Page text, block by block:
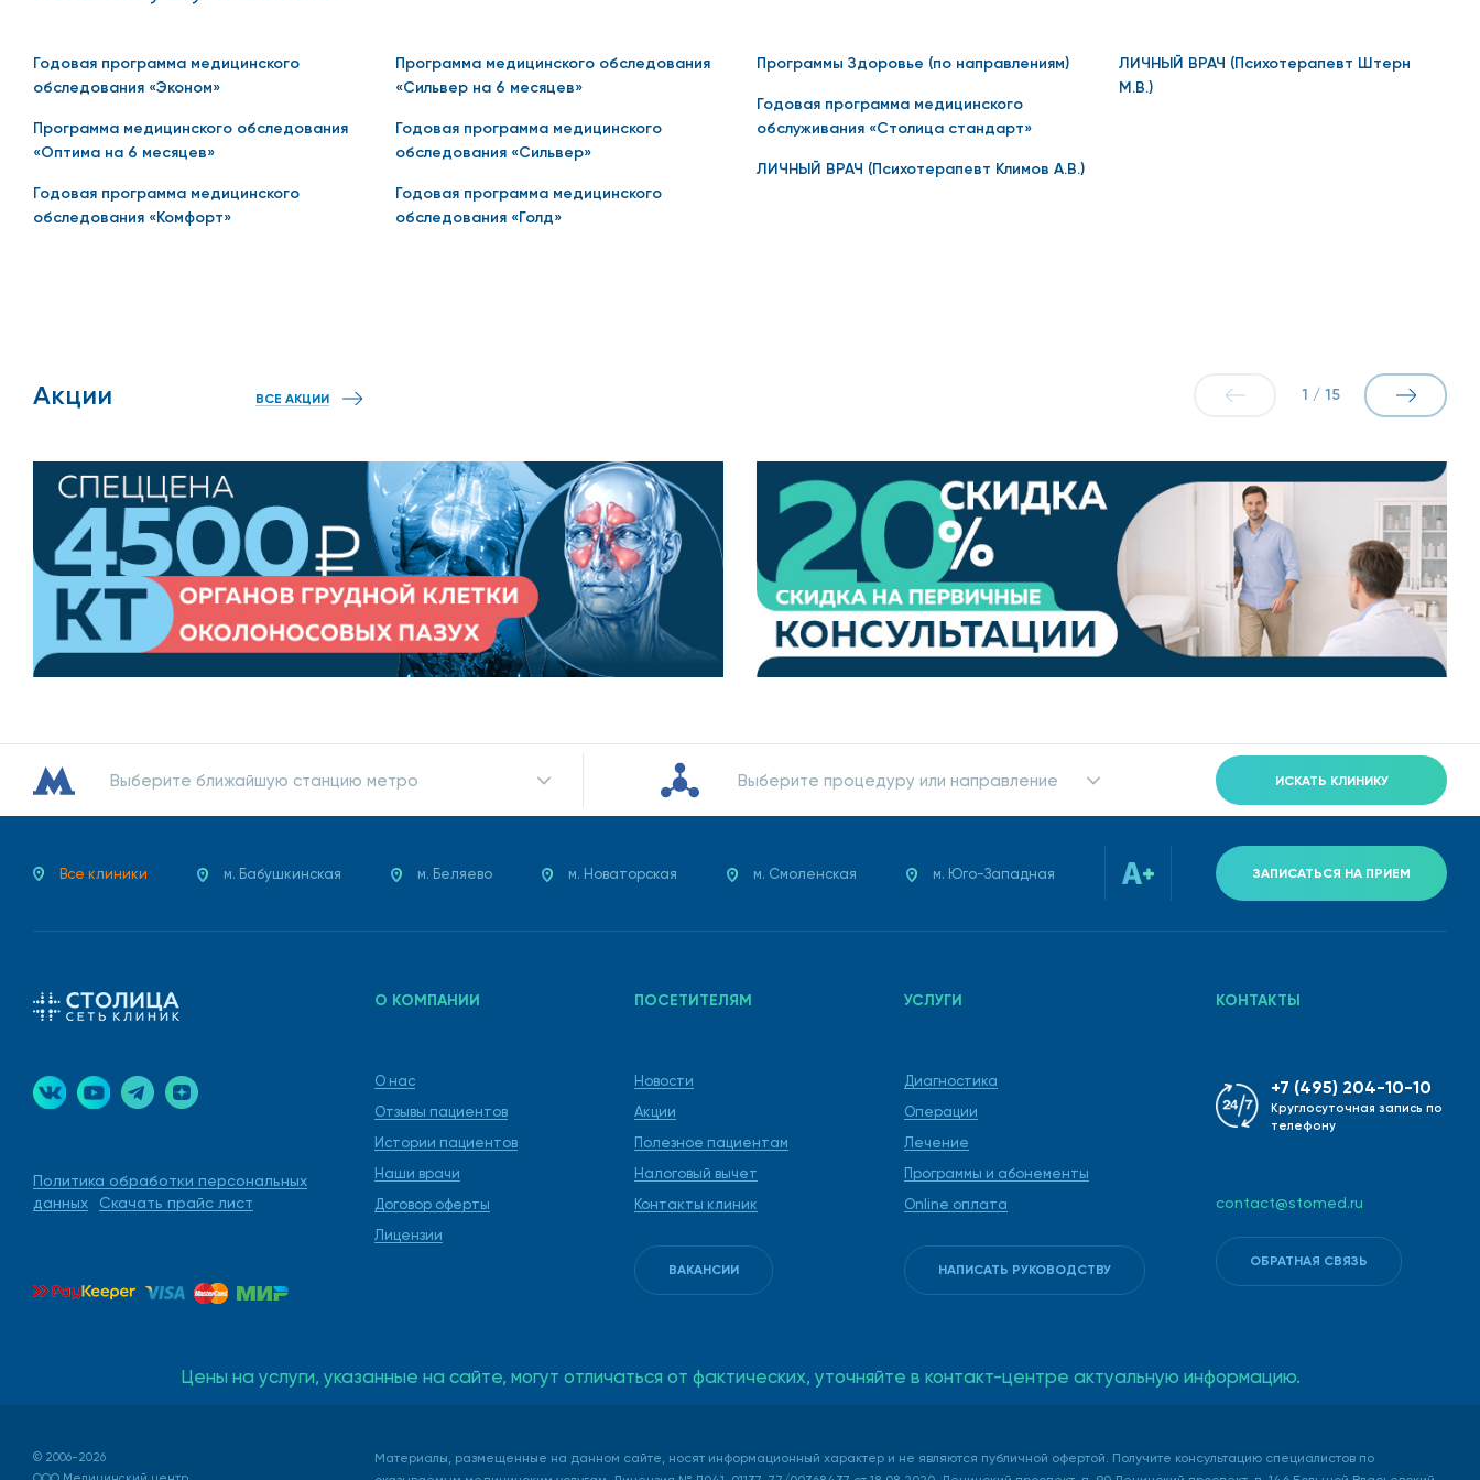
атомические структуры);
20% — Компьютерная томография (КТ); Магнитно-резонансная томография (МРТ) (в том числе с внутривенным контрастированием);
20% — Склеротерапия (сосудистая хирургия);
20% — Амбулаторные хирургические манипуляции;
20% — Терапевтическая стоматология;
15% — Косметологические услуги (аппаратная косметология, инъекционные, фотопроцедуры, пилинги);
15% — Массаж (лечебно-профилактический, моделирующий массаж, антицеллюлитное обертывание);
15% — Дентальная имплантация, ортопедическая стоматология;
10% — Ортокератология (метод временной коррекции зрения при помощи контактных ОК-линз);
10% — Процедуры экстракорпоральной гемокоррекции (новое направление в медицине, объединившее группу современных методов лечения ряда серьезных
Теперь оплата абонементов и программ медицинского обслуживания в нашей клинике стала более комфортной – вы можете воспользоваться рассрочкой до
12 месяцев от нашего партнера ПАО «Сбербанк» и оплачивать абонементы и программы без переплат! Подробнее вы можете ознакомиться в разделе
новостиили у наших менеджеров в клинике. Позаботьтесь о своем здоровье прямо сейчас!
Годовая программа медицинского
обследования «Эконом»
Программа медицинского обследования
«Оптима на 6 месяцев»
Годовая программа медицинского
обследования «Комфорт»
Программа медицинского обследования
«Сильвер на 6 месяцев»
Годовая программа медицинского
обследования «Сильвер»
Годовая программа медицинского
обследования «Голд»
Программы Здоровье (по направлениям)
Годовая программа медицинского
обслуживания «Столица стандарт»
ЛИЧНЫЙ ВРАЧ (Психотерапевт Климов А.В.)
ЛИЧНЫЙ ВРАЧ (Психотерапевт Штерн
М.В.)
Акции ВСЕ АКЦИИ 1 / 15
Выберите ближайшую станцию метро Выберите процедуру или направление ИСКАТЬ КЛИНИКУ
Все клиники м. Бабушкинская м. Беляево м. Новаторская м. Смоленская м. Юго-Западная ЗАПИСАТЬСЯ НА ПРИЕМ
Политика обработки персональных
данных
Скачать прайс лист
О КОМПАНИИ
О нас
Отзывы пациентов
Истории пациентов
Наши врачи
Договор оферты
Лицензии
ПОСЕТИТЕЛЯМ
Новости
Акции
Полезное пациентам
Налоговый вычет
Контакты клиник
ВАКАНСИИ
УСЛУГИ
Диагностика
Операции
Лечение
Программы и абонементы
Online оплата
НАПИСАТЬ РУКОВОДСТВУ
КОНТАКТЫ
+7 (495) 204-10-10
Круглосуточная запись по
телефону
contact@stomed.ru
ОБРАТНАЯ СВЯЗЬ
Цены на услуги, указанные на сайте, могут отличаться от фактических, уточняйте в контакт-центре актуальную информацию.
© 2006-2026
Материалы, размещенные на данном сайте, носят информационный характер и не являются публичной офертой. Получите консультацию специалистов по